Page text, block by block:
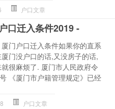
户口文章
口迁入条件2019 -
门户口迁入条件如果你的直系
门没户口的话,又没房子的话,
很麻烦了. 厦门市人民政府令
《厦门市户籍管理规定》已经
户口文章